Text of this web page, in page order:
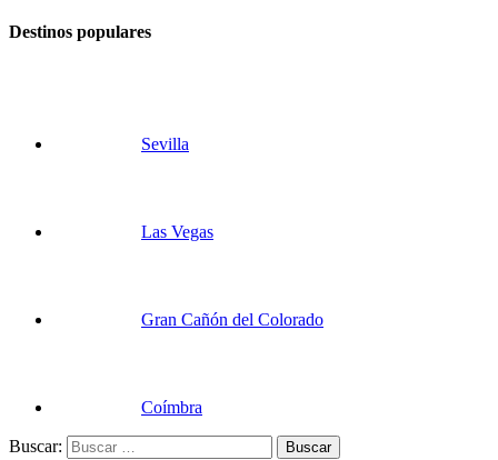
Destinos populares
Sevilla
Las Vegas
Gran Cañón del Colorado
Coímbra
Buscar: